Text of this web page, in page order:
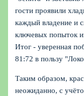
гости проявили
каждый владение и
ключевых попыток
Итог - уверенная
81:72 в пользу
Таким образом,
неожиданно, с